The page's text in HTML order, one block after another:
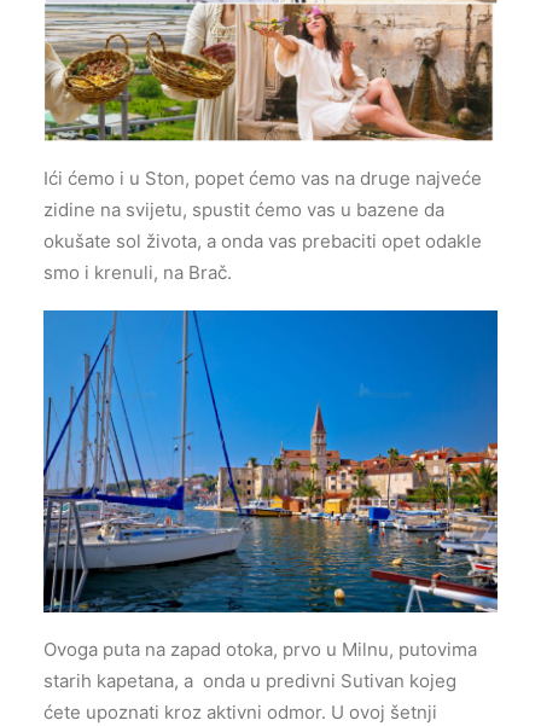
Ići ćemo i u Ston, popet ćemo vas na druge najveće
zidine na svijetu, spustit ćemo vas u bazene da
okušate sol života, a onda vas prebaciti opet odakle
smo i krenuli, na Brač.
Ovoga puta na zapad otoka, prvo u Milnu, putovima
starih kapetana, a onda u predivni Sutivan kojeg
ćete upoznati kroz aktivni odmor. U ovoj šetnji